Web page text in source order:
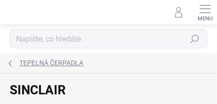
Hledat
TEPELNÁ ČERPADLA
SINCLAIR